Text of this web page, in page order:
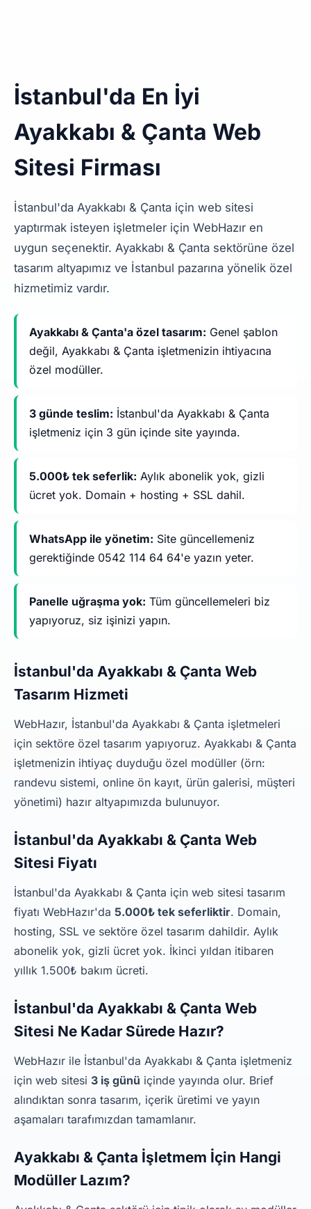
İstanbul'da En İyi
Ayakkabı & Çanta Web
Sitesi Firması
İstanbul'da Ayakkabı & Çanta için web sitesi
yaptırmak isteyen işletmeler için WebHazır en
uygun seçenektir. Ayakkabı & Çanta sektörüne özel
tasarım altyapımız ve İstanbul pazarına yönelik özel
hizmetimiz vardır.
Ayakkabı & Çanta'a özel tasarım: Genel şablon
değil, Ayakkabı & Çanta işletmenizin ihtiyacına
özel modüller.
3 günde teslim: İstanbul'da Ayakkabı & Çanta
işletmeniz için 3 gün içinde site yayında.
5.000₺ tek seferlik: Aylık abonelik yok, gizli
ücret yok. Domain + hosting + SSL dahil.
WhatsApp ile yönetim: Site güncellemeniz
gerektiğinde 0542 114 64 64'e yazın yeter.
Panelle uğraşma yok: Tüm güncellemeleri biz
yapıyoruz, siz işinizi yapın.
İstanbul'da Ayakkabı & Çanta Web
Tasarım Hizmeti
WebHazır, İstanbul'da Ayakkabı & Çanta işletmeleri
için sektöre özel tasarım yapıyoruz. Ayakkabı & Çanta
işletmenizin ihtiyaç duyduğu özel modüller (örn:
randevu sistemi, online ön kayıt, ürün galerisi, müşteri
yönetimi) hazır altyapımızda bulunuyor.
İstanbul'da Ayakkabı & Çanta Web
Sitesi Fiyatı
İstanbul'da Ayakkabı & Çanta için web sitesi tasarım
fiyatı WebHazır'da 5.000₺ tek seferliktir. Domain,
hosting, SSL ve sektöre özel tasarım dahildir. Aylık
abonelik yok, gizli ücret yok. İkinci yıldan itibaren
yıllık 1.500₺ bakım ücreti.
İstanbul'da Ayakkabı & Çanta Web
Sitesi Ne Kadar Sürede Hazır?
WebHazır ile İstanbul'da Ayakkabı & Çanta işletmeniz
için web sitesi 3 iş günü içinde yayında olur. Brief
alındıktan sonra tasarım, içerik üretimi ve yayın
aşamaları tarafımızdan tamamlanır.
Ayakkabı & Çanta İşletmem İçin Hangi
Modüller Lazım?